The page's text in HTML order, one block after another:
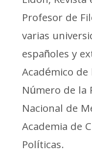
Profesor de
varias
españoles y
Académico de
Número de la
Nacional de
Academia de
Políticas.